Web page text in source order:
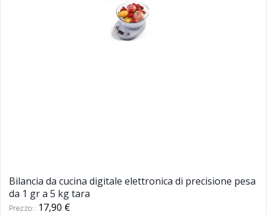
Bilancia da cucina digitale elettronica di precisione pesa
da 1 gr a 5 kg tara
Prezzo: 17,90 €